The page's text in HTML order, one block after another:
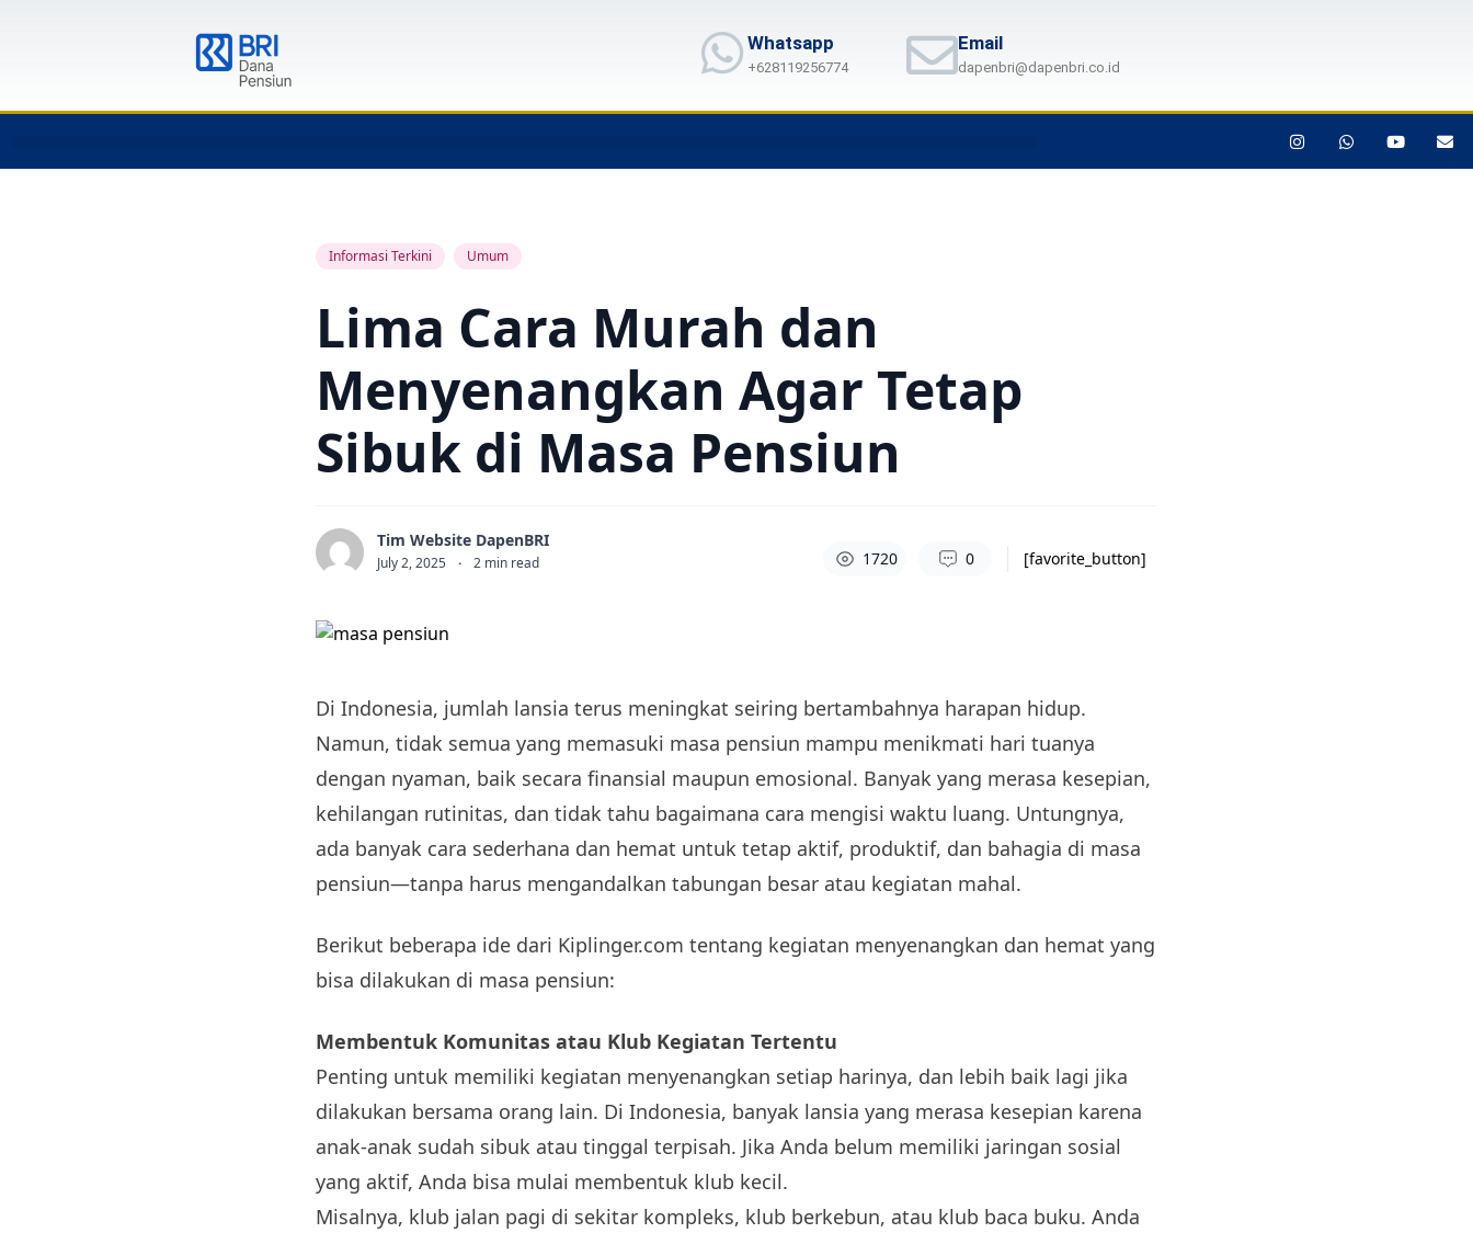
Whatsapp
+628119256774
Email
dapenbri@dapenbri.co.id
Informasi Terkini Umum
Lima Cara Murah dan
Menyenangkan Agar Tetap
Sibuk di Masa Pensiun
Tim Website DapenBRI
July 2, 2025 · 2 min read 1720 0 [favorite_button]
Di Indonesia, jumlah lansia terus meningkat seiring bertambahnya harapan hidup.
Namun, tidak semua yang memasuki masa pensiun mampu menikmati hari tuanya
dengan nyaman, baik secara finansial maupun emosional. Banyak yang merasa kesepian,
kehilangan rutinitas, dan tidak tahu bagaimana cara mengisi waktu luang. Untungnya,
ada banyak cara sederhana dan hemat untuk tetap aktif, produktif, dan bahagia di masa
pensiun—tanpa harus mengandalkan tabungan besar atau kegiatan mahal.
Berikut beberapa ide dari Kiplinger.com tentang kegiatan menyenangkan dan hemat yang
bisa dilakukan di masa pensiun:
Membentuk Komunitas atau Klub Kegiatan Tertentu
Penting untuk memiliki kegiatan menyenangkan setiap harinya, dan lebih baik lagi jika
dilakukan bersama orang lain. Di Indonesia, banyak lansia yang merasa kesepian karena
anak-anak sudah sibuk atau tinggal terpisah. Jika Anda belum memiliki jaringan sosial
yang aktif, Anda bisa mulai membentuk klub kecil.
Misalnya, klub jalan pagi di sekitar kompleks, klub berkebun, atau klub baca buku. Anda